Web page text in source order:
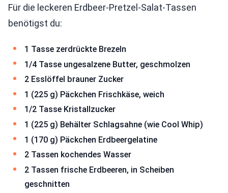
Für die leckeren Erdbeer-Pretzel-Salat-Tassen
benötigst du:
1 Tasse zerdrückte Brezeln
1/4 Tasse ungesalzene Butter, geschmolzen
2 Esslöffel brauner Zucker
1 (225 g) Päckchen Frischkäse, weich
1/2 Tasse Kristallzucker
1 (225 g) Behälter Schlagsahne (wie Cool Whip)
1 (170 g) Päckchen Erdbeergelatine
2 Tassen kochendes Wasser
2 Tassen frische Erdbeeren, in Scheiben
geschnitten